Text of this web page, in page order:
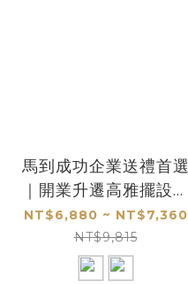
馬到成功企業送禮首選
｜開業升遷高雅擺設推
薦
NT$6,880 ~ NT$7,360
NT$9,815